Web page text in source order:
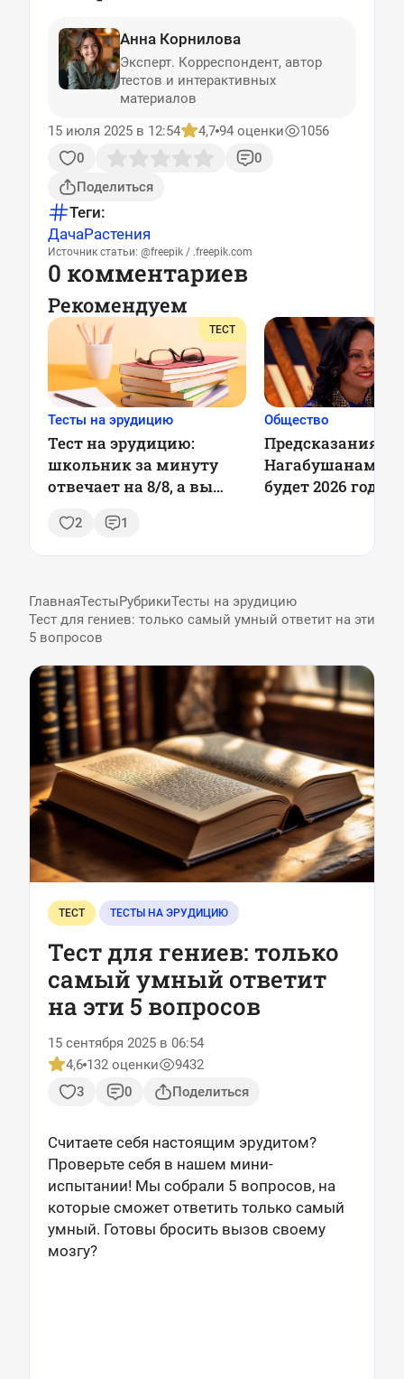
Анна Корнилова
Эксперт. Корреспондент, автор
тестов и интерактивных
материалов
15 июля 2025 в 12:54
4,7 94 оценки
1056
0
0
Поделиться
Теги:
ДачаРастения
Источник статьи: @freepik / .freepik.com
0 комментариев
Рекомендуем
ТЕСТ
Тесты на эрудицию
Тест на эрудицию:
школьник за минуту
отвечает на 8/8, а вы
2 1
Общество
Предсказания
Нагабушанам:
будет 2026 год
ГлавнаяТестыРубрикиТесты на эрудицию
Тест для гениев: только самый умный ответит на эти
5 вопросов
ТЕСТ ТЕСТЫ НА ЭРУДИЦИЮ
Тест для гениев: только
самый умный ответит
на эти 5 вопросов
15 сентября 2025 в 06:54
4,6 132 оценки
9432
3
0 Поделиться
Считаете себя настоящим эрудитом?
Проверьте себя в нашем мини-
испытании! Мы собрали 5 вопросов, на
которые сможет ответить только самый
умный. Готовы бросить вызов своему
мозгу?